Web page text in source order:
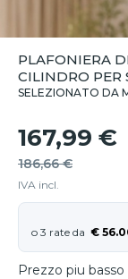
PLAFONIERA
CILINDRO PER
SELEZIONATO DA
167,99 €
186,66 €
IVA incl.
€
Prezzo piu